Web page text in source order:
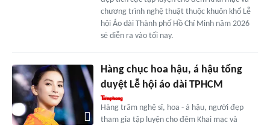
chương trình nghệ thuật thuộc khuôn khổ Lễ
hội Áo dài Thành phố Hồ Chí Minh năm 2026
sẽ diễn ra vào tối nay.
Hàng chục hoa hậu, á hậu tổng
duyệt Lễ hội áo dài TPHCM
Hàng trăm nghệ sĩ, hoa - á hậu, người đẹp
tham gia tập luyện cho đêm Khai mạc và